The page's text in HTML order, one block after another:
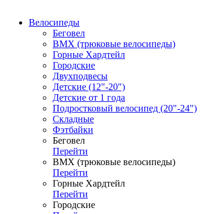
Велосипеды
Беговел
ВМХ (трюковые велосипеды)
Горные Хардтейл
Городские
Двухподвесы
Детские (12"-20")
Детские от 1 года
Подростковый велосипед (20"-24")
Складные
Фэтбайки
Беговел
Перейти
ВМХ (трюковые велосипеды)
Перейти
Горные Хардтейл
Перейти
Городские